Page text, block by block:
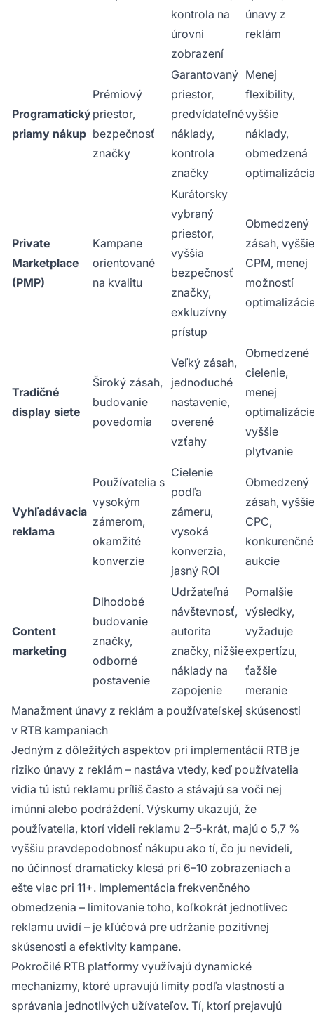
kontrola na
úrovni
zobrazení
únavy z
reklám
Programatický
priamy nákup
Prémiový
priestor,
bezpečnosť
značky
Garantovaný
priestor,
predvídateľné
náklady,
kontrola
značky
Menej
flexibility,
vyššie
náklady,
obmedzená
Private
Marketplace
(PMP)
Kampane
orientované
na kvalitu
Kurátorsky
vybraný
priestor,
vyššia
bezpečnosť
značky,
exkluzívny
prístup
Obmedzený
zásah, vyššie
CPM, menej
možností
Tradičné
display siete
Široký zásah,
budovanie
povedomia
Veľký zásah,
jednoduché
nastavenie,
overené
vzťahy
Obmedzené
cielenie,
menej
vyššie
plytvanie
Vyhľadávacia
reklama
Používatelia s
vysokým
zámerom,
okamžité
konverzie
Cielenie
podľa
zámeru,
vysoká
konverzia,
jasný ROI
Obmedzený
zásah, vyššie
CPC,
konkurenčné
aukcie
Content
marketing
Dlhodobé
budovanie
značky,
odborné
postavenie
Udržateľná
návštevnosť,
autorita
značky, nižšie
náklady na
zapojenie
Pomalšie
výsledky,
vyžaduje
expertízu,
ťažšie
meranie
Manažment únavy z reklám a používateľskej skúsenosti
v RTB kampaniach
Jedným z dôležitých aspektov pri implementácii RTB je
riziko únavy z reklám – nastáva vtedy, keď používatelia
vidia tú istú reklamu príliš často a stávajú sa voči nej
imúnni alebo podráždení. Výskumy ukazujú, že
používatelia, ktorí videli reklamu 2–5-krát, majú o 5,7 %
vyššiu pravdepodobnosť nákupu ako tí, čo ju nevideli,
no účinnosť dramaticky klesá pri 6–10 zobrazeniach a
ešte viac pri 11+. Implementácia frekvenčného
obmedzenia – limitovanie toho, koľkokrát jednotlivec
reklamu uvidí – je kľúčová pre udržanie pozitívnej
skúsenosti a efektivity kampane.
Pokročilé RTB platformy využívajú dynamické
mechanizmy, ktoré upravujú limity podľa vlastností a
správania jednotlivých užívateľov. Tí, ktorí prejavujú